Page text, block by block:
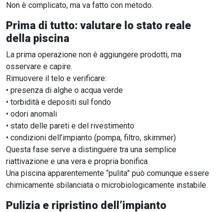
Non è complicato, ma va fatto con metodo.
Prima di tutto: valutare lo stato reale
della piscina
La prima operazione non è aggiungere prodotti, ma
osservare e capire.
Rimuovere il telo e verificare:
• presenza di alghe o acqua verde
• torbidità e depositi sul fondo
• odori anomali
• stato delle pareti e del rivestimento
• condizioni dell’impianto (pompa, filtro, skimmer)
Questa fase serve a distinguere tra una semplice
riattivazione e una vera e propria bonifica.
Una piscina apparentemente “pulita” può comunque essere
chimicamente sbilanciata o microbiologicamente instabile.
Pulizia e ripristino dell’impianto